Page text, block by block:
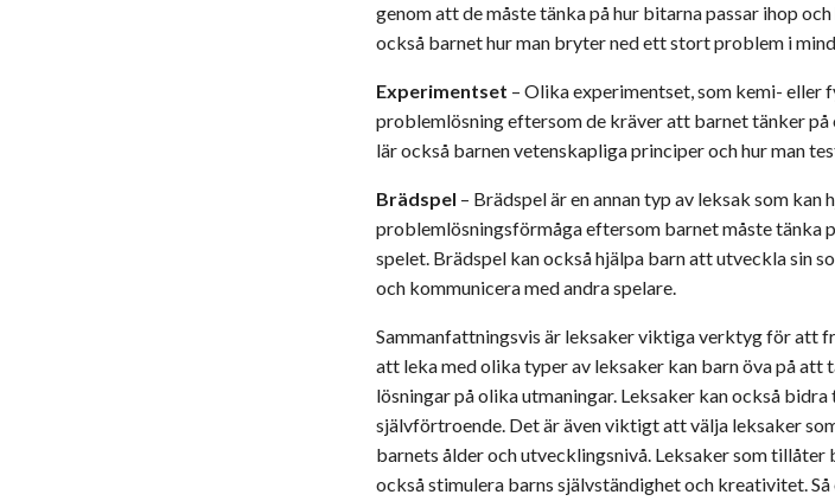
genom att de måste tänka på hur bitarna passar ihop
också barnet hur man bryter ned ett stort problem i
Experimentset – Olika experimentset, som kemi-
problemlösning eftersom de kräver att barnet tänker
lär också barnen vetenskapliga principer och hur man
Brädspel – Brädspel är en annan typ av leksak som
problemlösningsförmåga eftersom barnet måste tänka
spelet. Brädspel kan också hjälpa barn att utveckla sin
och kommunicera med andra spelare.
Sammanfattningsvis är leksaker viktiga verktyg för att
att leka med olika typer av leksaker kan barn öva på
lösningar på olika utmaningar. Leksaker kan också
självförtroende. Det är även viktigt att välja leksaker
barnets ålder och utvecklingsnivå. Leksaker som tillåter
också stimulera barns självständighet och kreativitet.